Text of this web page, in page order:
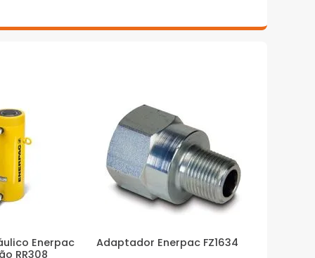
Enerpac
RR308
Adaptador Enerpac FZ1634